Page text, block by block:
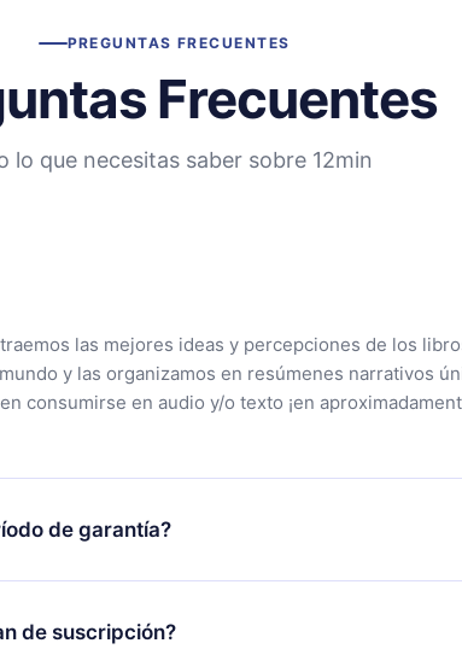
PREGUNTAS FRECUENTES
Frecuentes
lo que necesitas saber sobre 12min
las mejores ideas y percepciones de los
y las organizamos en resúmenes narrativos
consumirse en audio y/o texto ¡en
de garantía?
aplicación y comenzar a disfrutar de nuestra
con nuestra plataforma, simplemente contacta
de suscripción?